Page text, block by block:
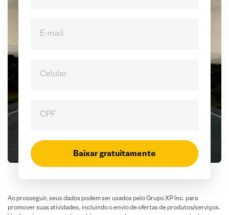
E-mail
Celular
CPF
Baixar gratuitamente
Ao prosseguir, seus dados podem ser usados pelo Grupo XP Inc. para
promover suas atividades, incluindo o envio de ofertas de produtos/serviços.